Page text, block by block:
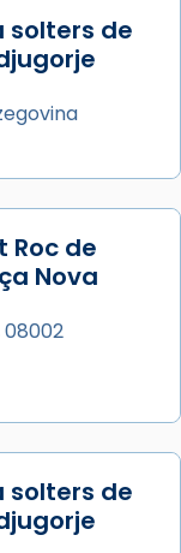
la tradició
Júlia”) i
=
1667, el
una obra
Iluro.
solters de
Roc de
Nova
08002
solters de